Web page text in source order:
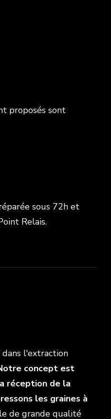
proposés sont
sous 72h et
Relais.
dans l'extraction
concept est
réception de la
les graines à
de grande qualité